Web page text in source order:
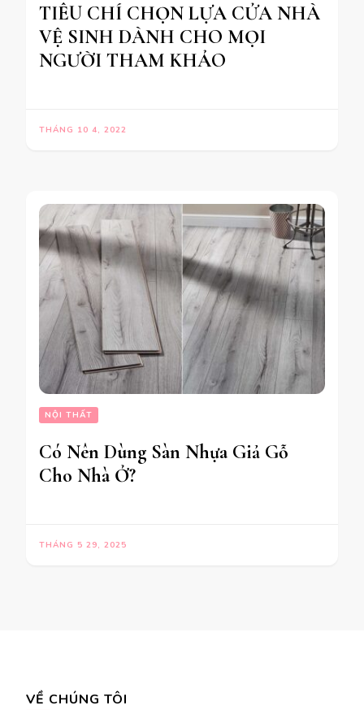
TIÊU CHÍ CHỌN LỰA CỬA NHÀ
VỆ SINH DÀNH CHO MỌI
NGƯỜI THAM KHẢO
THÁNG 10 4, 2022
NỘI THẤT
Có Nên Dùng Sàn Nhựa Giả Gỗ
Cho Nhà Ở?
THÁNG 5 29, 2025
VỀ CHÚNG TÔI